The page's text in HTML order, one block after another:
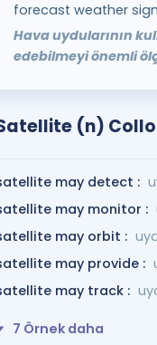
forecast weather
Hava uydularının
edebilmeyi önemli
(n)
may detect :
may monitor :
may orbit :
may provide :
may track :
7 Örnek daha